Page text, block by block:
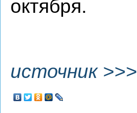
октября.
источник >>>